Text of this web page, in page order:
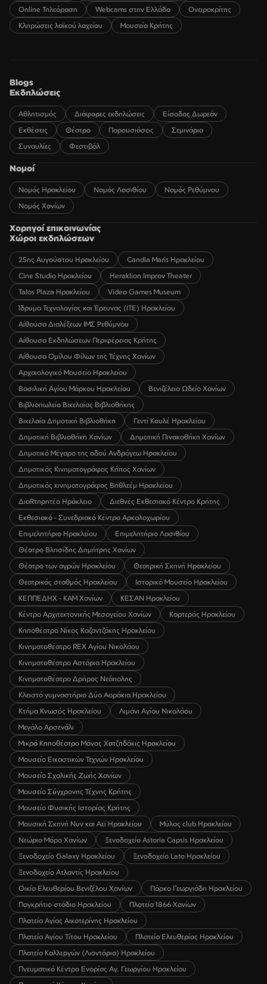
Online Τηλεόραση
Webcams στην Ελλάδα
Ονειροκρίτης
Κληρώσεις λαϊκού λαχείου
Μουσεία Κρήτης
Blogs
Εκδηλώσεις
Αθλητισμός Διάφορες εκδηλώσεις
Είσοδος Δωρεάν
Εκθέσεις
Θέατρο Παρουσιάσεις
Σεμινάρια
Συναυλίες
Φεστιβάλ
Νομοί
Νομός Ηρακλείου Νομός Λασιθίου
Νομός Ρεθύμνου
Νομός Χανίων
Χορηγοί επικοινωνίας
Χώροι εκδηλώσεων
25ης Αυγούστου Ηρακλείου
Candia Maris Ηρακλείου
Cine Studio Ηρακλείου
Heraklion Improv Theater
Talos Plaza Ηρακλείου
Video Games Museum
Ίδρυμα Τεχνολογίας και Έρευνας (ΙΤΕ) Ηρακλείου
Αίθουσα Διαλέξεων ΙΜΣ Ρεθύμνου
Αίθουσα Εκδηλώσεων Περιφέρειας Κρήτης
Αίθουσα Ομίλου Φίλων της Τέχνης Χανίων
Αρχαιολογικό Μουσείο Ηρακλείου
Βασιλική Αγίου Μάρκου Ηρακλείου
Βενιζέλειο Ωδείο Χανίων
Βιβλιοπωλείο Βικελαίας Βιβλιοθήκης
Βικελαία Δημοτική Βιβλιοθήκη
Γεντί Κουλέ Ηρακλείου
Δημοτική Βιβλιοθήκη Χανίων
Δημοτική Πινακοθήκη Χανίων
Δημοτικό Μέγαρο της οδού Ανδρόγεω Ηρακλείου
Δημοτικός Κινηματογράφος Κήπος Χανίων
Δημοτικός κινηματογράφος Βηθλεέμ Ηρακλείου
ΔιαRτηρητέο Ηράκλειο
Διεθνές Εκθεσιακό Κέντρο Κρήτης
Εκθεσιακό - Συνεδριακό Κέντρο Αρκαλοχωρίου
Επιμελητήριο Ηρακλείου
Επιμελητήριο Λασιθίου
Θέατρο Βλησίδης Δημήτρης Χανίων
Θέατρο των αγρών Ηρακλείου
Θεατρική Σκηνή Ηρακλείου
Θεατρικός σταθμός Ηρακλείου
Ιστορικό Μουσείο Ηρακλείου
ΚΕΠΠΕΔΗΧ - ΚΑΜ Χανίων
ΚΕΣΑΝ Ηρακλείου
Κέντρο Αρχιτεκτονικής Μεσογείου Χανίων
Καρτερός Ηρακλείου
Κηποθέατρο Νίκος Καζαντζάκης Ηρακλείου
Κινηματοθέατρο REX Αγίου Νικολάου
Κινηματοθέατρο Αστόρια Ηρακλείου
Κινηματοθέατρο Δρήρος Νεάπολης
Κλειστό γυμναστήριο Δύο Αοράκια Ηρακλείου
Κτήμα Κνωσός Ηρακλείου
Λιμάνι Αγίου Νικολάου
Μεγάλο Αρσενάλι
Μικρό Κηποθέατρο Μάνος Χατζηδάκις Ηρακλείου
Μουσείο Εικαστικών Τεχνών Ηρακλείου
Μουσείο Σχολικής Ζωής Χανίων
Μουσείο Σύγχρονης Τέχνης Κρήτης
Μουσείο Φυσικής Ιστορίας Κρήτης
Μουσική Σκηνή Νυν και Αεί Ηρακλείου
Μύλος club Ηρακλείου
Νεώριο Μόρο Χανίων
Ξενοδοχείο Astoria Capsis Ηρακλείου
Ξενοδοχείο Galaxy Ηρακλείου
Ξενοδοχείο Lato Ηρακλείου
Ξενοδοχείο Ατλαντίς Ηρακλείου
Οικία Ελευθερίου Βενιζέλου Χανίων
Πάρκο Γεωργιάδη Ηρακλείου
Παγκρήτιο στάδιο Ηρακλείου
Πλατεία 1866 Χανίων
Πλατεία Αγίας Αικατερίνης Ηρακλείου
Πλατεία Αγίου Τίτου Ηρακλείου
Πλατεία Ελευθερίας Ηρακλείου
Πλατεία Καλλεργών (Λιοντάρια) Ηρακλείου
Πνευματικό Κέντρο Ενορίας Αγ. Γεωργίου Ηρακλείου